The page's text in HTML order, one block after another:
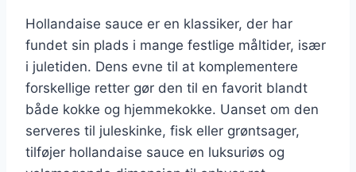
Hollandaise sauce er en klassiker, der har
fundet sin plads i mange festlige måltider, især
i juletiden. Dens evne til at komplementere
forskellige retter gør den til en favorit blandt
både kokke og hjemmekokke. Uanset om den
serveres til juleskinke, fisk eller grøntsager,
tilføjer hollandaise sauce en luksuriøs og